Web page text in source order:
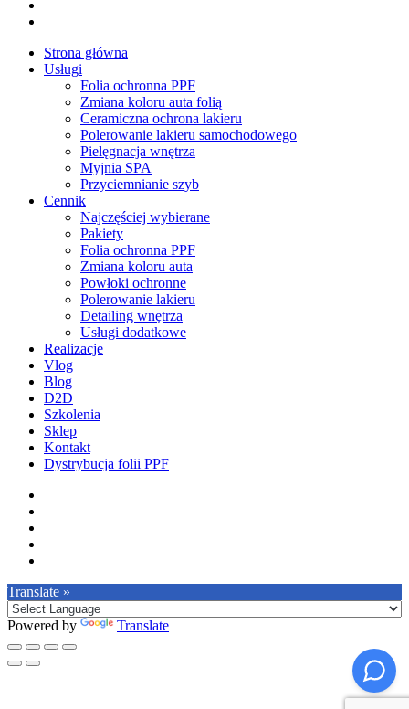
Close
Menu
Strona główna
Usługi
Folia ochronna PPF
Zmiana koloru auta folią
Ceramiczna ochrona lakieru
Polerowanie lakieru samochodowego
Pielęgnacja wnętrza
Myjnia SPA
Przyciemnianie szyb
Cennik
Najczęściej wybierane
Pakiety
Folia ochronna PPF
Zmiana koloru auta
Powłoki ochronne
Polerowanie lakieru
Detailing wnętrza
Usługi dodatkowe
Realizacje
Vlog
Blog
D2D
Szkolenia
Sklep
Kontakt
Dystrybucja folii PPF
Translate »
Powered by Translate